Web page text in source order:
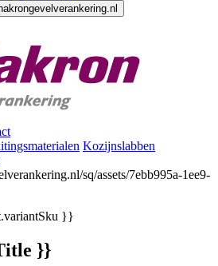
Kozijnslabben
}}
}}